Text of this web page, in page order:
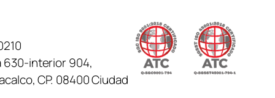
630-interior 904,
CP. 08400 Ciudad